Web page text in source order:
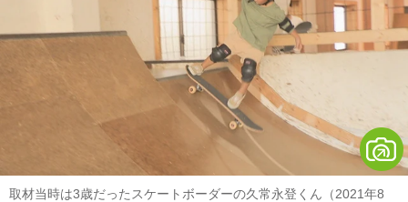
取材当時は3歳だったスケートボーダーの久常永登くん（2021年8